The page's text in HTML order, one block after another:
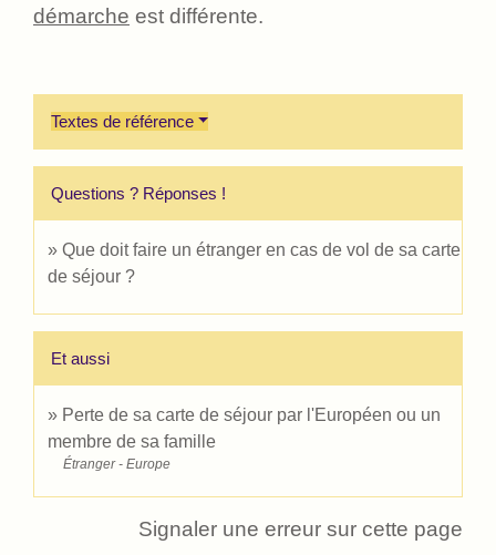
démarche est différente.
Textes de référence
Questions ? Réponses !
Que doit faire un étranger en cas de vol de sa carte
de séjour ?
Et aussi
Perte de sa carte de séjour par l'Européen ou un
membre de sa famille
Étranger - Europe
Signaler une erreur sur cette page